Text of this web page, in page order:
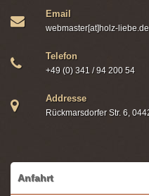
Email
webmaster[at]holz-liebe.de
Telefon
+49 (0) 341 / 94 200 54
Addresse
Rückmarsdorfer Str. 6,
Anfahrt